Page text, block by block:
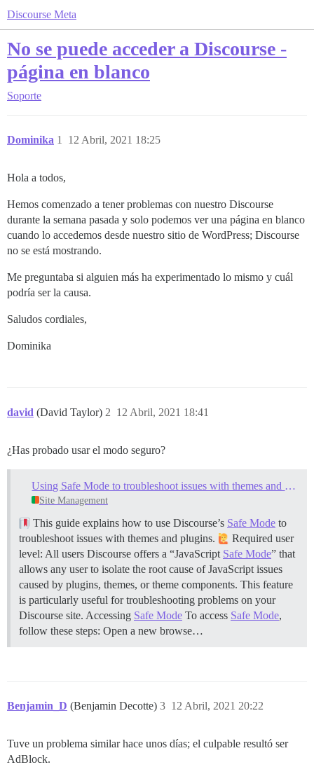
Discourse Meta
No se puede acceder a Discourse -
página en blanco
Soporte
Dominika 12 Abril, 2021 18:25
1
Hola a todos,
Hemos comenzado a tener problemas con nuestro Discourse
durante la semana pasada y solo podemos ver una página en blanco
cuando lo accedemos desde nuestro sitio de WordPress; Discourse
no se está mostrando.
Me preguntaba si alguien más ha experimentado lo mismo y cuál
podría ser la causa.
Saludos cordiales,
Dominika
david (David Taylor) 12 Abril, 2021 18:41
2
¿Has probado usar el modo seguro?
Using Safe Mode to troubleshoot issues with themes and plugins
Site Management
This guide explains how to use Discourse’s Safe Mode to
troubleshoot issues with themes and plugins.
Required user
level: All users Discourse offers a “JavaScript Safe Mode” that
allows any user to isolate the root cause of JavaScript issues
caused by plugins, themes, or theme components. This feature
is particularly useful for troubleshooting problems on your
Discourse site. Accessing Safe Mode To access Safe Mode,
follow these steps: Open a new browse…
Benjamin_D (Benjamin Decotte) 12 Abril, 2021 20:22
3
Tuve un problema similar hace unos días; el culpable resultó ser
AdBlock.